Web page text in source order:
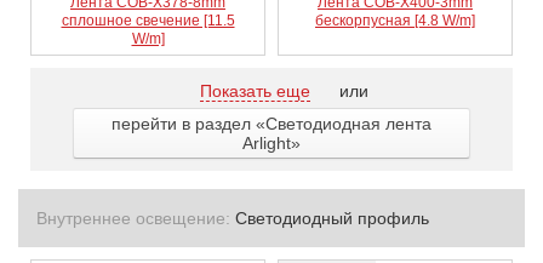
сплошное свечение [11.5
W/m]
бескорпусная [4.8 W/m]
Показать еще
или
перейти в раздел «Светодиодная лента
Arlight»
Внутреннее освещение: Светодиодный профиль